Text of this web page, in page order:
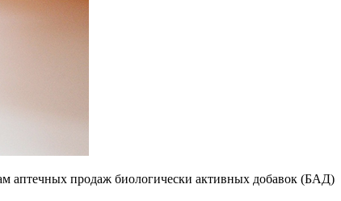
аптечных продаж биологически активных добавок (БАД)